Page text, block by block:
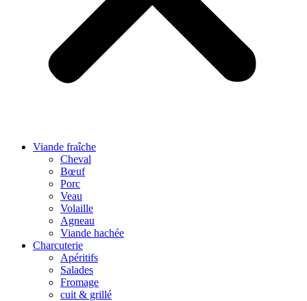
Viande fraîche
Cheval
Bœuf
Porc
Veau
Volaille
Agneau
Viande hachée
Charcuterie
Apéritifs
Salades
Fromage
cuit & grillé